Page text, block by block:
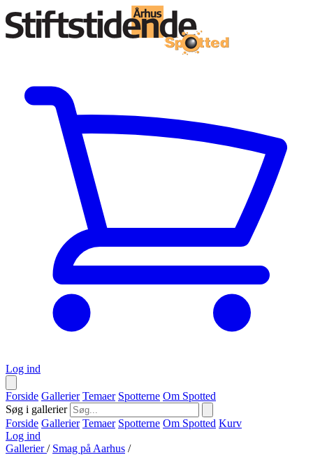
Log ind
Forside Gallerier Temaer Spotterne Om Spotted
Søg i gallerier
Forside Gallerier Temaer Spotterne Om Spotted Kurv
Log ind
Gallerier/ Smag på Aarhus /